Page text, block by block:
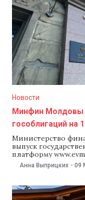
Новости
Минфин Молдовы
гособлигаций на
Министерство
выпуск
платформу
странице
государственной
раунда физлица
на один год с
Анна Выприцких - 09